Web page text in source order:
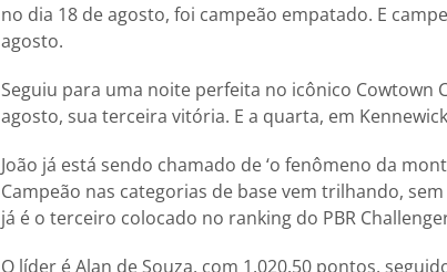
no dia 18 de agosto, foi campeão empatado. E
agosto.
Seguiu para uma noite perfeita no icônico Cowtown
agosto, sua terceira vitória. E a quarta, em
João já está sendo chamado de ‘o fenômeno da
Campeão nas categorias de base vem trilhando,
já é o terceiro colocado no ranking do PBR
O líder é Alan de Souza, com 1,020.50 pontos,